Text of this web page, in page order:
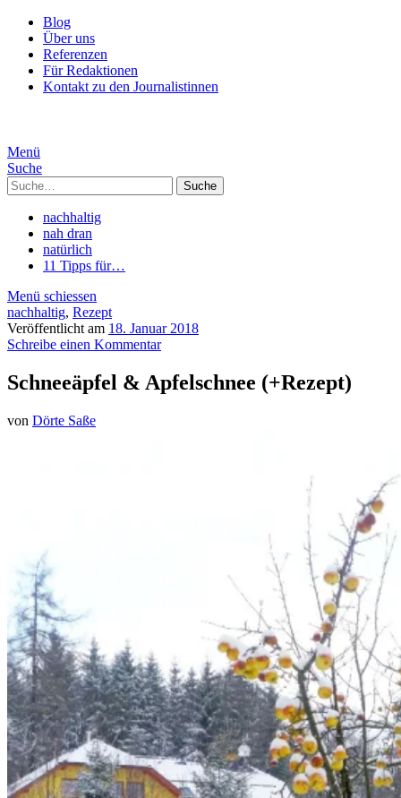
Blog
Über uns
Referenzen
Für Redaktionen
Kontakt zu den Journalistinnen
Menü
Suche
Suche
nachhaltig
nah dran
natürlich
11 Tipps für…
Menü schiessen
nachhaltig, Rezept
Veröffentlicht am 18. Januar 2018
Schreibe einen Kommentar
Schneeäpfel & Apfelschnee (+Rezept)
von Dörte Saße